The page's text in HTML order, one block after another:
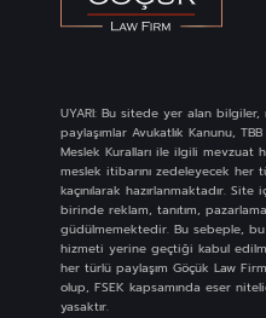
UYARI: Bu sitede yer alan
paylaşımlar Avukatlık Kanunu,
Meslek Kuralları ile ilgili mevzuat
meslek itibarını zedeleyecek her
kaçınılarak hazırlanmaktadır.
birinde reklam, tanıtım,
güdülmemektedir. Bu sebeple,
hizmeti yerine geçtiği kabul
her türlü paylaşım Göçük Law
olup, FSEK kapsamında eser
yasaktır.